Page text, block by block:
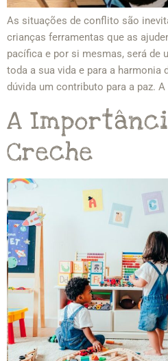
As situações de conflito são
crianças ferramentas que as
pacífica e por si mesmas, será de
toda a sua vida e para a harmonia
dúvida um contributo para a paz.
A
Creche